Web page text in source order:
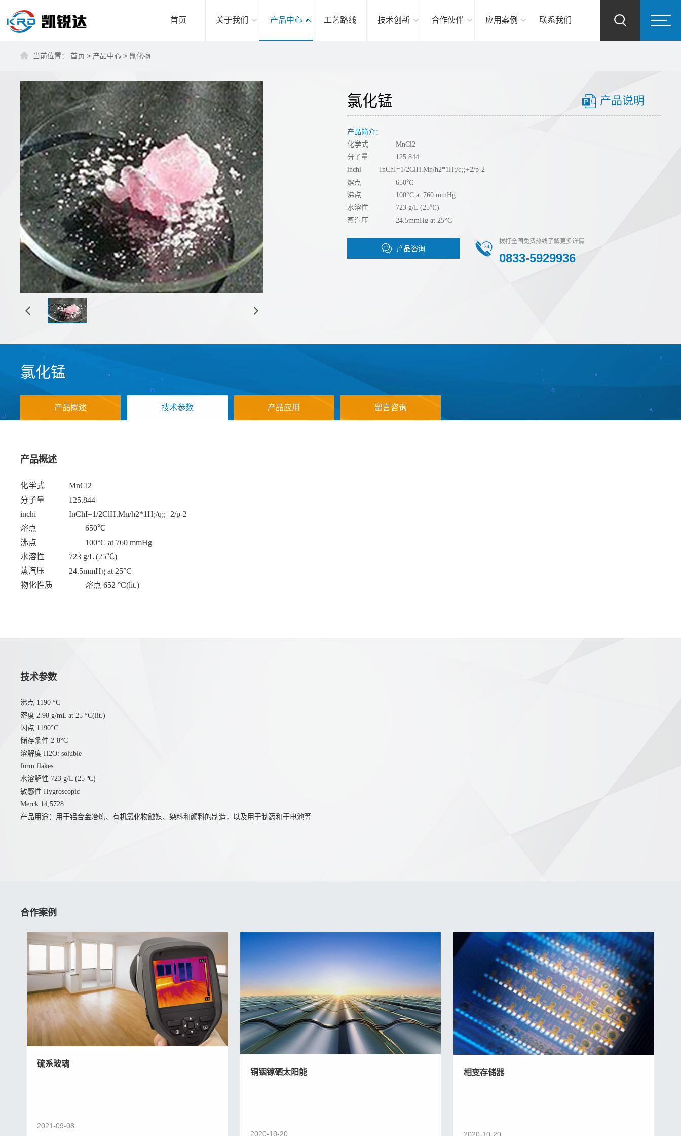
首页 关于我们 产品中心 工艺路线 技术创新 合作伙伴 应用案例 联系我们
当前位置：首页 > 产品中心 >氯化物
氯化锰 产品说明
产品简介：
化学式
MnCl2
分子量
125.844
inchi
InChI=1/2ClH.Mn/h2*1H;/q;;+2/p-2
熔点
650℃
沸点
100°C at 760 mmHg
水溶性
723 g/L (25℃)
蒸汽压
24.5mmHg at 25°C
产品咨询
拨打全国免费热线了解更多详情
0833-5929936
氯化锰
产品概述 技术参数 产品应用 留言咨询
产品概述
化学式
MnCl2
分子量
125.844
inchi
InChI=1/2ClH.Mn/h2*1H;/q;;+2/p-2
熔点
650℃
沸点
100°C at 760 mmHg
水溶性
723 g/L (25℃)
蒸汽压
24.5mmHg at 25°C
物化性质
熔点 652 °C(lit.)
技术参数
沸点 1190 °C
密度 2.98 g/mL at 25 °C(lit.)
闪点 1190°C
储存条件 2-8°C
溶解度 H2O: soluble
form flakes
水溶解性 723 g/L (25 ºC)
敏感性 Hygroscopic
Merck 14,5728
产品用途：用于铝合金冶炼、有机氯化物触媒、染料和颜料的制造，以及用于制药和干电池等
合作案例
硫系玻璃
2021-09-08
铜铟镓硒太阳能
2020-10-20
相变存储器